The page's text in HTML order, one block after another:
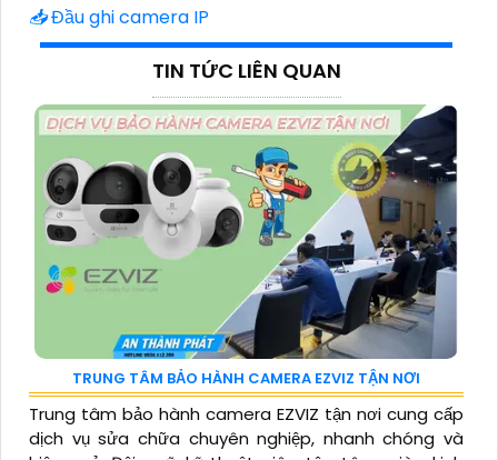
📥Đầu ghi camera IP
TIN TỨC LIÊN QUAN
TRUNG TÂM BẢO HÀNH CAMERA EZVIZ TẬN NƠI
Trung tâm bảo hành camera EZVIZ tận nơi cung cấp
dịch vụ sửa chữa chuyên nghiệp, nhanh chóng và